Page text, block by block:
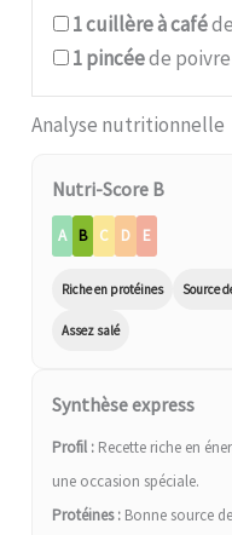
1cuillère à café
1pincéede
Analyse nutritionnelle
Nutri-Score B
A B C D E
Riche en protéines Source
Assez salé
Synthèse express
Profil : Recette riche en
une occasion spéciale.
Protéines : Bonne source